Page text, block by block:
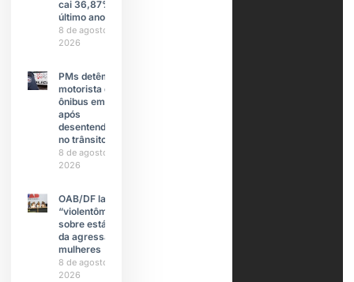
cai 36,87% no
último ano
8 de agosto de
2026
PMs detêm
motorista de
ônibus em SP
após
desentendimento
no trânsito
8 de agosto de
2026
OAB/DF lança
“violentômetro”
sobre estágios
da agressão a
mulheres
8 de agosto de
2026